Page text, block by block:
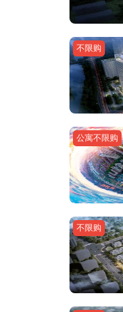
不限购
公寓不限购
不限购